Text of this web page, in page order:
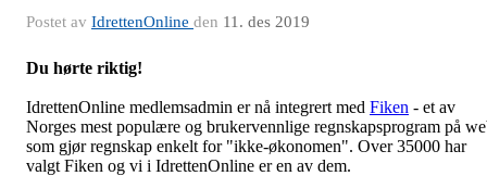
Postet av IdrettenOnline den 11. des 2019
Du hørte riktig!
IdrettenOnline medlemsadmin er nå integrert med Fiken - et av
Norges mest populære og brukervennlige regnskapsprogram på
som gjør regnskap enkelt for "ikke-økonomen". Over 35000 har
valgt Fiken og vi i IdrettenOnline er en av dem.